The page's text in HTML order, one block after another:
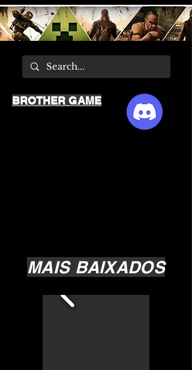
MAIS BAIXADOS
BROTHER GAME